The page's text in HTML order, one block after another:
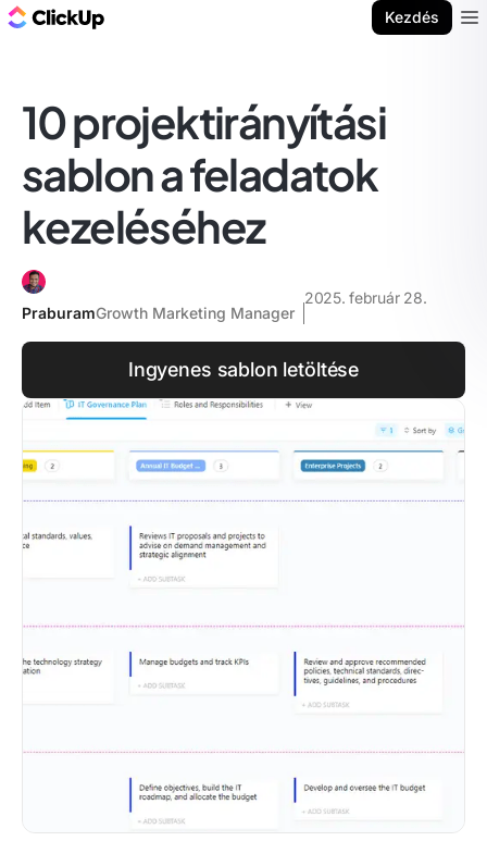
Kezdés
10 projektirányítási
sablon a feladatok
kezeléséhez
PraburamGrowth Marketing Manager
2025. február 28.
Ingyenes sablon letöltése